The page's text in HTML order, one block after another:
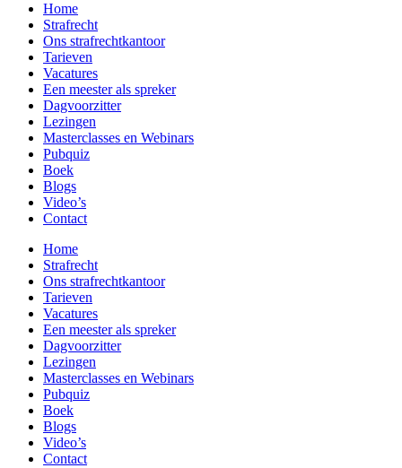
Home
Strafrecht
Ons strafrecht­kantoor
Tarieven
Vacatures
Een meester als spreker
Dagvoorzitter
Lezingen
Masterclasses en Webinars
Pubquiz
Boek
Blogs
Video’s
Contact
Home
Strafrecht
Ons strafrecht­kantoor
Tarieven
Vacatures
Een meester als spreker
Dagvoorzitter
Lezingen
Masterclasses en Webinars
Pubquiz
Boek
Blogs
Video’s
Contact